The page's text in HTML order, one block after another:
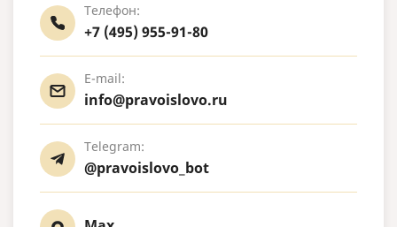
Телефон:
+7 (495) 955-91-80
E-mail:
info@pravoislovo.ru
Telegram:
@pravoislovo_bot